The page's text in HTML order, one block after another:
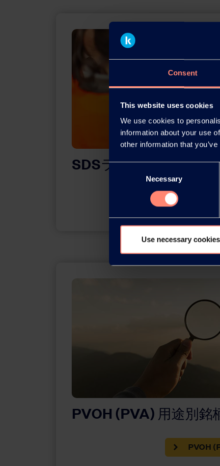
Consent
This website uses cookies
We use cookies to
information about your use
other information that
Consent
Necessary
Use necessary
SDSライブラリー
PVOH (PVA) 用途別銘
PVOH